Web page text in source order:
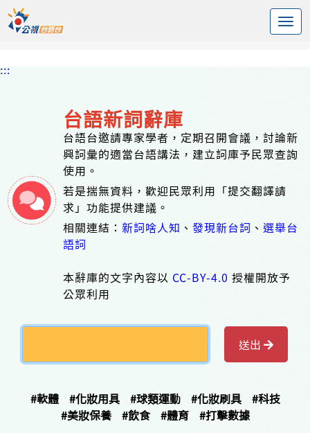
中央內容區塊
頭頁
:::
台語新詞辭庫
台語台邀請專家學者，定期召開會議，討論新
興詞彙的適當台語講法，建立詞庫予民眾查詢
使用。
若是揣無資料，歡迎民眾利用「提交翻譯請
求」功能提供建議。
相關連結：新詞啥人知 、發現新台詞 、選舉台
語詞
本辭庫的文字內容以 CC-BY-4.0 授權開放予
公眾利用
送出
#軟體 #化妝用具 #球類運動 #化妝刷具
#科技
#美妝保養
#飲食 #體育 #打擊數據